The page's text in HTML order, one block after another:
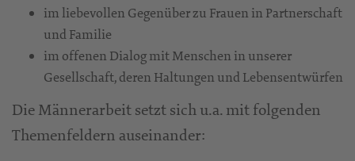
im liebevollen Gegenüber zu Frauen in Partnerschaft
und Familie
im offenen Dialog mit Menschen in unserer
Gesellschaft, deren Haltungen und Lebensentwürfen
Die Männerarbeit setzt sich u.a. mit folgenden
Themenfeldern auseinander: